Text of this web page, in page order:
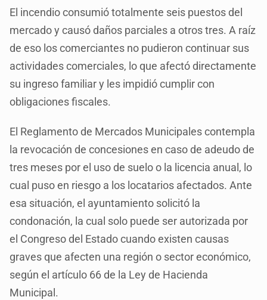
El incendio consumió totalmente seis puestos del
mercado y causó daños parciales a otros tres. A raíz
de eso los comerciantes no pudieron continuar sus
actividades comerciales, lo que afectó directamente
su ingreso familiar y les impidió cumplir con
obligaciones fiscales.
El Reglamento de Mercados Municipales contempla
la revocación de concesiones en caso de adeudo de
tres meses por el uso de suelo o la licencia anual, lo
cual puso en riesgo a los locatarios afectados. Ante
esa situación, el ayuntamiento solicitó la
condonación, la cual solo puede ser autorizada por
el Congreso del Estado cuando existen causas
graves que afecten una región o sector económico,
según el artículo 66 de la Ley de Hacienda
Municipal.